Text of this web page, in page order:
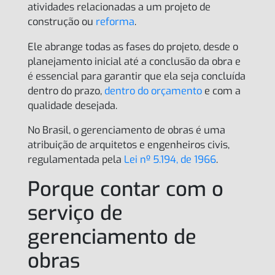
atividades relacionadas a um projeto de
construção ou reforma.
Ele abrange todas as fases do projeto, desde o
planejamento inicial até a conclusão da obra e
é essencial para garantir que ela seja concluída
dentro do prazo, dentro do orçamento e com a
qualidade desejada.
No Brasil, o gerenciamento de obras é uma
atribuição de arquitetos e engenheiros civis,
regulamentada pela Lei nº 5.194, de 1966.
Porque contar com o
serviço de
gerenciamento de
obras